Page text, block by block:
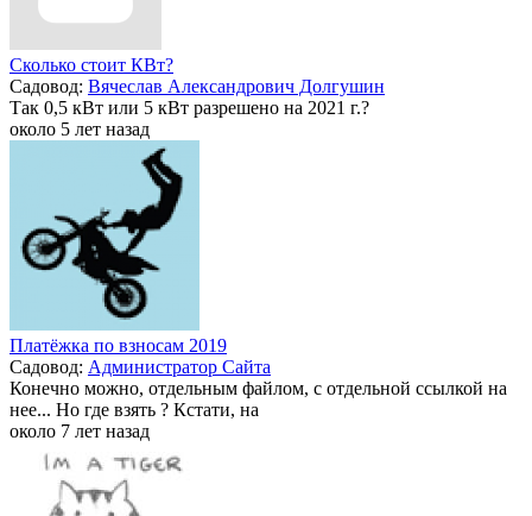
Сколько стоит КВт?
Садовод: Вячеслав Александрович Долгушин
Так 0,5 кВт или 5 кВт разрешено на 2021 г.?
около 5 лет назад
Платёжка по взносам 2019
Садовод: Администратор Сайта
Конечно можно, отдельным файлом, с отдельной ссылкой на
нее... Но где взять ? Кстати, на
около 7 лет назад